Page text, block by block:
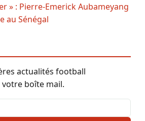
» : Pierre-Emerick Aubameyang
au Sénégal
actualités football
boîte mail.